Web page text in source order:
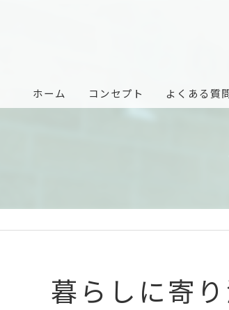
ホーム コンセプト よくある質
暮らしに寄